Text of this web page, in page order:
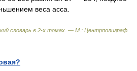
веса асса.
словарь в 2-х томах. — М.: Центрполиграф